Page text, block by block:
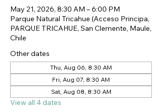
May 21, 2026, 8:30 AM – 6:00 PM
Parque Natural Tricahue (Acceso Principa,
PARQUE TRICAHUE, San Clemente, Maule,
Chile
Other dates
Thu, Aug 06, 8:30 AM
Fri, Aug 07, 8:30 AM
Sat, Aug 08, 8:30 AM
View all 4 dates